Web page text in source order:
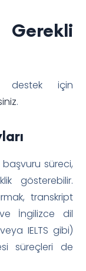
Gerekli
destek için
.
süreci,
gösterebilir.
transkript
İngilizce dil
IELTS gibi)
süreçleri de